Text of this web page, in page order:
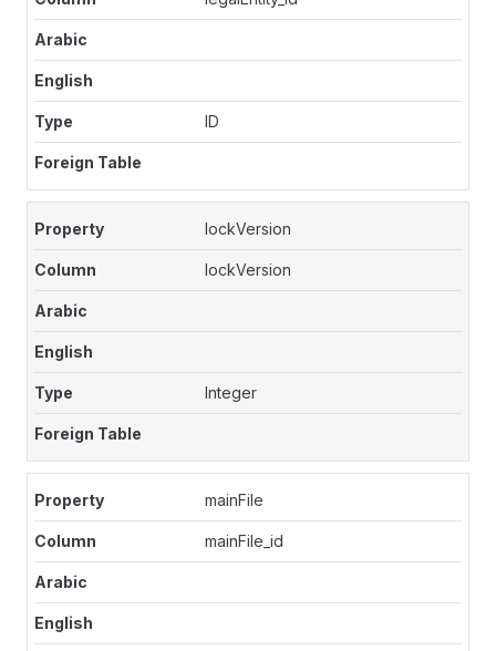
ID
lockVersion
lockVersion
Integer
mainFile
mainFile_id